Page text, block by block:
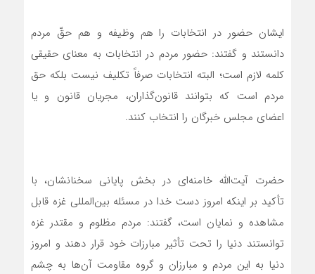
ایشان حضور در انتخابات را هم وظیفه و هم حقّ مردم
دانستند و گفتند: حضور مردم در انتخابات به معنای حقیقی
کلمه لازم است؛ البته انتخابات صرفاً تکلیف نیست بلکه حق
مردم است که بتوانند قانون‌گذاران، مجریان قانون و یا
اعضای مجلس خبرگان را انتخاب کنند.
حضرت آیت‌الله خامنه‌ای در بخش پایانی سخنانشان، با
تأکید بر اینکه امروز دست خدا در مسئله بین‌المللی غزه قابل
مشاهده و نمایان است، گفتند: مردم مظلوم و مقتدر غزه
توانستند دنیا را تحت تأثیر مبارزات خود قرار دهند و امروز
دنیا به این مردم و مبارزان و گروه مقاومت آن‌ها به چشم